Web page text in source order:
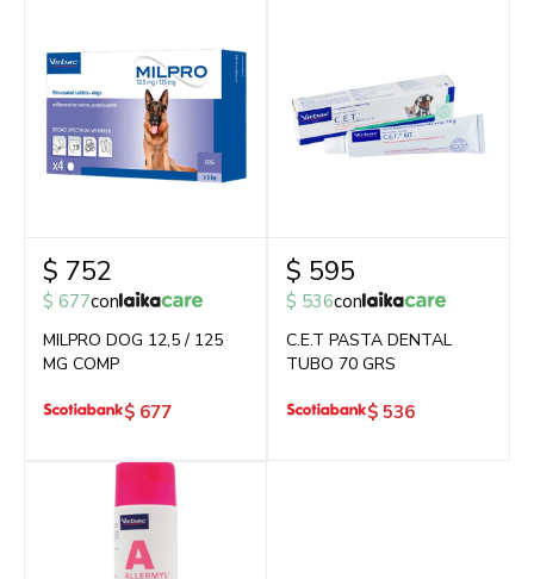
$ 752
$ 677con
MILPRO DOG 12,5 / 125
MG COMP
$ 677
$ 595
$ 536con
C.E.T PASTA DENTAL
TUBO 70 GRS
$ 536